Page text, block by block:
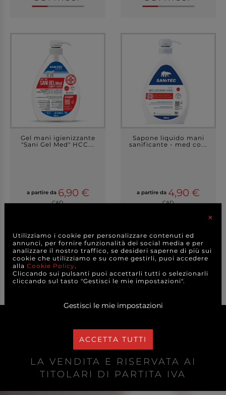
Gel mani igienizzante
"Sani Gel Med" HCC...
a partire da 6,90 €
CAD.
Sapone liquido mani
sanificante - med co...
a partire da 4,90 €
CAD.
LA VENDITA È RISERVATA AI
TITOLARI DI PARTITA IVA
×
Utilizziamo i cookie per personalizzare contenuti ed
annunci, per fornire funzionalità dei social media e per
analizzare il nostro traffico, se desideri saperne di più sui
cookie che utilizziamo e su come gestirli, puoi accedere
alla Cookie Policy.
Cliccando sui pulsanti puoi accettarli tutti o selezionarli
cliccando sul tasto "Gestisci le mie impostazioni".
Gestisci le mie impostazioni
ACCETTA TUTTI